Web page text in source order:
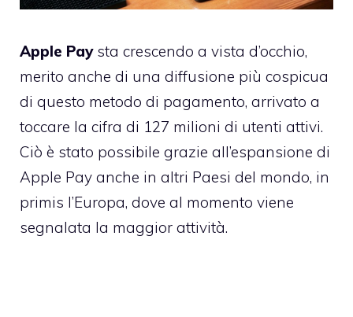
Apple Paysta crescendo a vista d’occhio,
merito anche di una diffusione più cospicua
di questo metodo di pagamento, arrivato a
toccare la cifra di 127 milioni di utenti attivi.
Ciò è stato possibile grazie all’espansione di
Apple Pay anche in altri Paesi del mondo, in
primis l’Europa, dove al momento viene
segnalata la maggior attività.